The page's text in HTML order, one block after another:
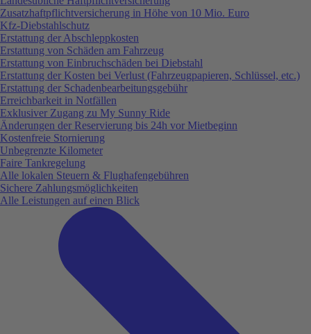
Zusatzhaftpflichtversicherung in Höhe von 10 Mio. Euro
Kfz-Diebstahlschutz
Erstattung der Abschleppkosten
Erstattung von Schäden am Fahrzeug
Erstattung von Einbruchschäden bei Diebstahl
Erstattung der Kosten bei Verlust (Fahrzeugpapieren, Schlüssel, etc.)
Erstattung der Schadenbearbeitungsgebühr
Erreichbarkeit in Notfällen
Exklusiver Zugang zu My Sunny Ride
Änderungen der Reservierung bis 24h vor Mietbeginn
Kostenfreie Stornierung
Unbegrenzte Kilometer
Faire Tankregelung
Alle lokalen Steuern & Flughafengebühren
Sichere Zahlungsmöglichkeiten
Alle Leistungen auf einen Blick